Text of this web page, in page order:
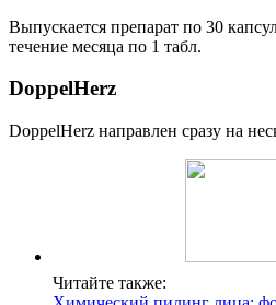
Выпускается препарат по 30
течение месяца по 1 табл.
DoppelHerz
DoppelHerz направлен сразу на
Читайте также: